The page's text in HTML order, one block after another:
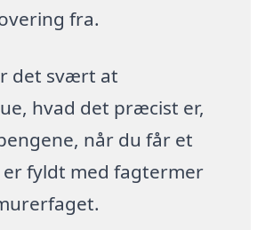
fra.
det svært at
hvad det præcist er,
når du får et
fyldt med fagtermer